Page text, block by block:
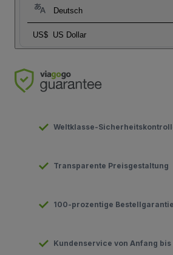
Deutsch
US$ US Dollar
Weltklasse-
Transparente Preisgestaltung
100-prozentige Bestellgarantie
Kundenservice von Anfang bis